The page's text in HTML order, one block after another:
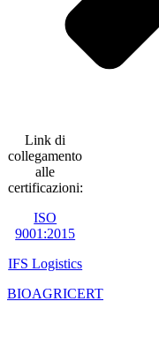
Link di
collegamento
alle
certificazioni:
ISO
9001:2015
IFS Logistics
BIOAGRICERT